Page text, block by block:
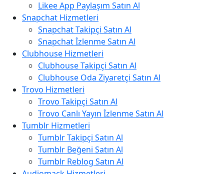
Likee App Paylaşım Satın Al
Snapchat Hizmetleri
Snapchat Takipçi Satın Al
Snapchat İzlenme Satın Al
Clubhouse Hizmetleri
Clubhouse Takipçi Satın Al
Clubhouse Oda Ziyaretçi Satın Al
Trovo Hizmetleri
Trovo Takipçi Satın Al
Trovo Canlı Yayın İzlenme Satın Al
Tumblr Hizmetleri
Tumblr Takipçi Satın Al
Tumblr Beğeni Satın Al
Tumblr Reblog Satın Al